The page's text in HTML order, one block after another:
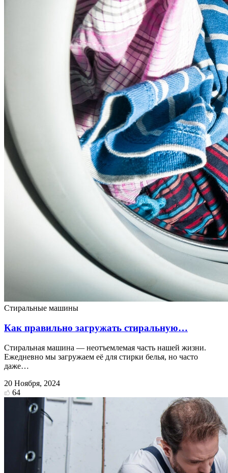
Стиральные машины
Как правильно загружать стиральную…
Стиральная машина — неотъемлемая часть нашей жизни.
Ежедневно мы загружаем её для стирки белья, но часто
даже…
20 Ноября, 2024
64